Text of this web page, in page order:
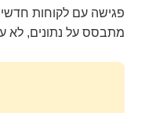
פגישה עם לקוחות
מתבסס על נתונים, לא